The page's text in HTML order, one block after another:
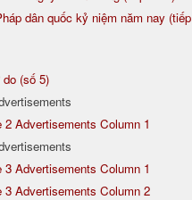
dân quốc kỷ niệm năm nay (tiếp
(số 5)
2 Advertisements Column 1
3 Advertisements Column 1
3 Advertisements Column 2